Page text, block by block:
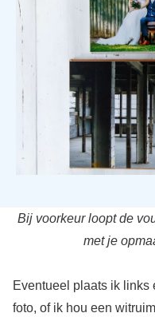
Bij voorkeur loopt de
met je
Eventueel plaats ik links
foto, of ik hou een